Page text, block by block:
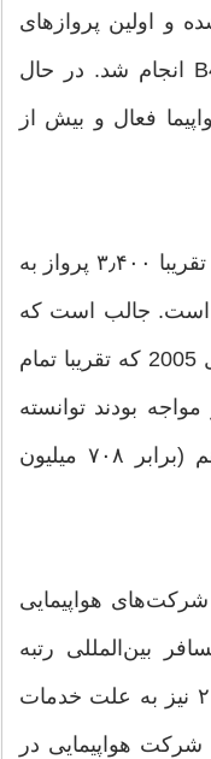
اولین پروازهای
آن با بوئینگ 737 و ایرباس 300 B4 انجام شد. در حال
ایرلاین امارات حدود 300 هواپیما فعال و بیش از
تعداد پروازهای این ایرلاین در هفته تقریبا ۳٫۴۰۰ پرواز به
کشور جهان است. جالب است که
بدانید این خطوط هواپیمایی در سال 2005 که تقریبا تمام
بودند توانسته
بود درآمدی حدود ۶/۲ میلیارد درهم (برابر ۷۰۸ میلیون
شرکت‌های هواپیمایی
بین‌المللی رتبه
چهارم را کسب کند و در سال ۲۰۱۳ نیز به علت خدمات
هواپیمایی در